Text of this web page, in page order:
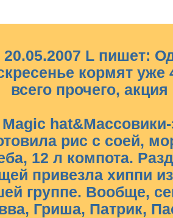
20.05.2007 L пишет:
кормят
всего прочего,
Magic
рис с соей,
12 л компота.
привезла хиппи
группе. Вообще,
Гриша, Патрик,